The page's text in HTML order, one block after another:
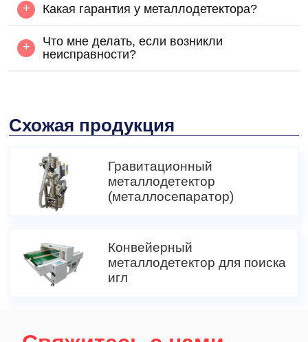
+ Какая гарантия у металлодетектора?
+
Что мне делать, если возникли
неисправности?
Схожая продукция
Гравитационный
металлодетектор
(металлосепаратор)
Конвейерный
металлодетектор для поиска
игл